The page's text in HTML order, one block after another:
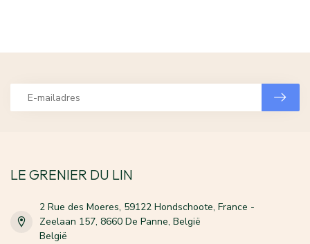
LE GRENIER DU LIN
2 Rue des Moeres, 59122 Hondschoote, France -
Zeelaan 157, 8660 De Panne, België
België